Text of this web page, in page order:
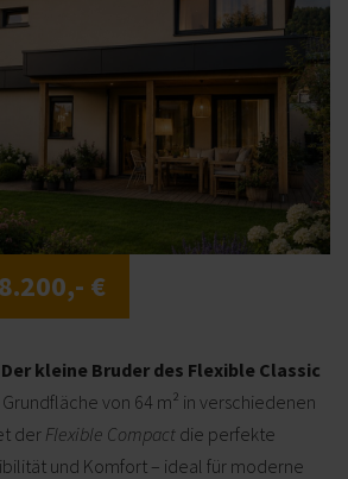
€
kleine Bruder des Flexible Classic
von 64 m² in verschiedenen
der Flexible Compact die perfekte
und Komfort – ideal für moderne